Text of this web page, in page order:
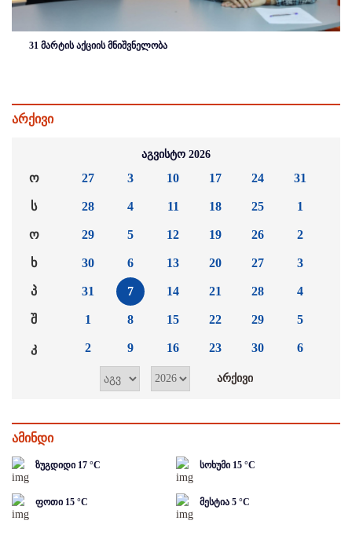
31 მარტის აქციის მნიშვნელობა
არქივი
აგვისტო 2026
ო
ს
ო
ხ
პ
შ
კ
27
28
29
30
31
1
2
3
4
5
6
7
8
9
10
11
12
13
14
15
16
17
18
19
20
21
22
23
24
25
26
27
28
29
30
31
1
2
3
4
5
6
ამინდი
ზუგდიდი 17 °C სოხუმი 15 °C
ფოთი 15 °C მესტია 5 °C